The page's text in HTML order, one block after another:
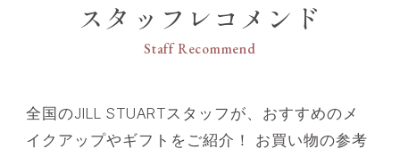
スタッフレコメンド
Staff Recommend
全国のJILL STUARTスタッフが、おすすめのメ
イクアップやギフトをご紹介！ お買い物の参考